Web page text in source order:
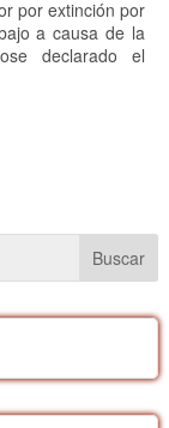
por extinción por
a causa de la
declarado el